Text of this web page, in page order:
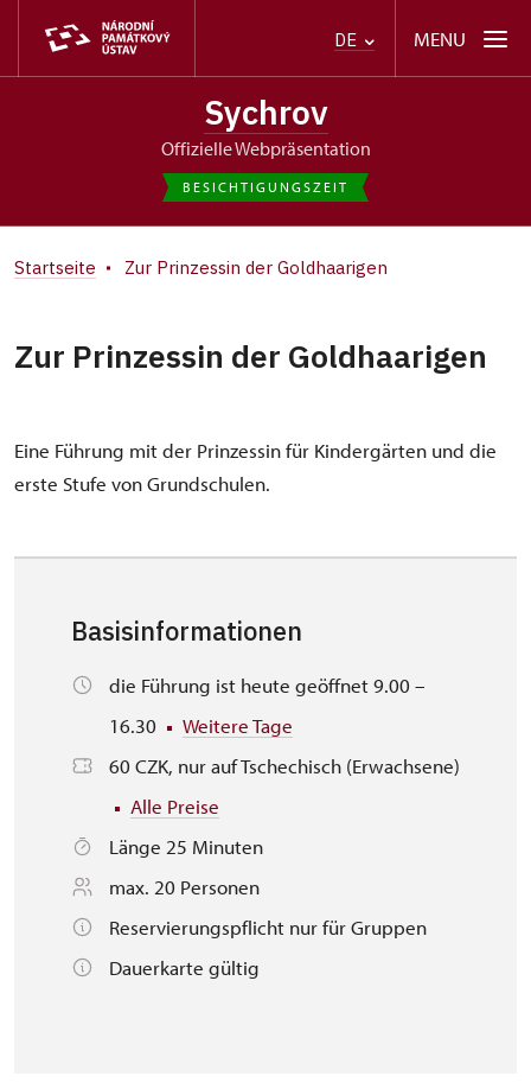
DE MENU
Sychrov
offizielle Webpräsentation
BESICHTIGUNGSZEIT
Startseite Zur Prinzessin der Goldhaarigen
Zur Prinzessin der Goldhaarigen
Eine Führung mit der Prinzessin für Kindergärten und die
erste Stufe von Grundschulen.
Basisinformationen
die Führung ist heute geöffnet 9.00 –
16.30
Weitere Tage
60 CZK, nur auf Tschechisch (Erwachsene)
Alle Preise
Länge 25 Minuten
max. 20 Personen
Reservierungspflicht nur für Gruppen
Dauerkarte gültig